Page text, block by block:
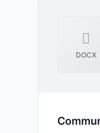
DOCX